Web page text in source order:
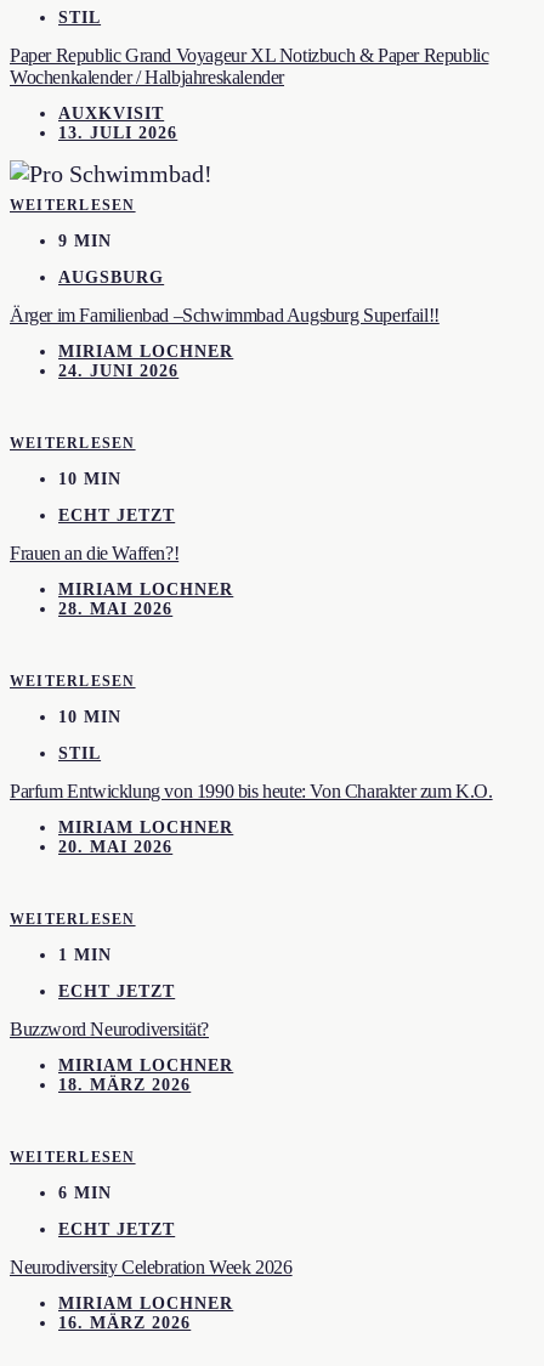
STIL
Paper Republic Grand Voyageur XL Notizbuch & Paper Republic
Wochenkalender / Halbjahreskalender
AUXKVISIT
13. JULI 2026
WEITERLESEN
9 MIN
AUGSBURG
Ärger im Familienbad –Schwimmbad Augsburg Superfail!!
MIRIAM LOCHNER
24. JUNI 2026
WEITERLESEN
10 MIN
ECHT JETZT
Frauen an die Waffen?!
MIRIAM LOCHNER
28. MAI 2026
WEITERLESEN
10 MIN
STIL
Parfum Entwicklung von 1990 bis heute: Von Charakter zum K.O.
MIRIAM LOCHNER
20. MAI 2026
WEITERLESEN
1 MIN
ECHT JETZT
Buzzword Neurodiversität?
MIRIAM LOCHNER
18. MÄRZ 2026
WEITERLESEN
6 MIN
ECHT JETZT
Neurodiversity Celebration Week 2026
MIRIAM LOCHNER
16. MÄRZ 2026